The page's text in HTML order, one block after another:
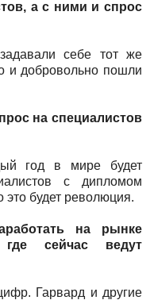
а с ними и спрос
себе тот же
и добровольно пошли
на специалистов
год в мире будет
с дипломом
это будет революция.
на рынке
где сейчас ведут
Гарвард и другие